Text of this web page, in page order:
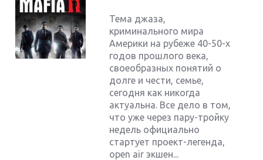
Тема джаза,
криминального мира
Америки на рубеже 40-50-х
годов прошлого века,
своеобразных понятий о
долге и чести, семье,
сегодня как никогда
актуальна. Все дело в том,
что уже через пару-тройку
недель официально
стартует проект-легенда,
open air экшен...